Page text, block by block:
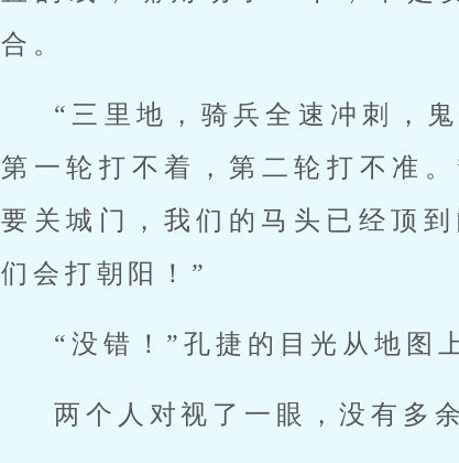
合。
“三里地，骑兵全速冲刺，
第一轮打不着，第二轮打不准
要关城门，我们的马头已经顶
们会打朝阳！”
“没错！”孔捷的目光从地图
两个人对视了一眼，没有多